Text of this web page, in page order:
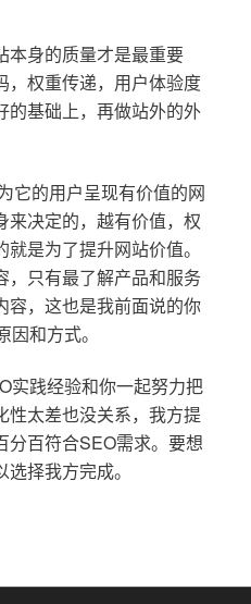
本身的质量才是最重要
，权重传递，用户体验度
的基础上，再做站外的外
它的用户呈现有价值的网
来决定的，越有价值，权
是为了提升网站价值。
，只有最了解产品和服务
容，这也是我前面说的你
和方式。
实践经验和你一起努力把
性太差也没关系，我方提
分百符合SEO需求。要想
择我方完成。